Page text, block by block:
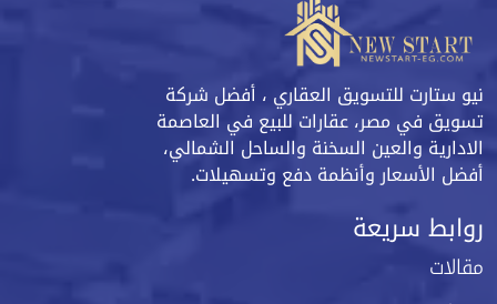
نيو ستارت للتسويق العقاري ، أفضل شركة
تسويق في مصر، عقارات للبيع في العاصمة
الادارية والعين السخنة والساحل الشمالي،
أفضل الأسعار وأنظمة دفع وتسهيلات.
روابط سريعة
مقالات